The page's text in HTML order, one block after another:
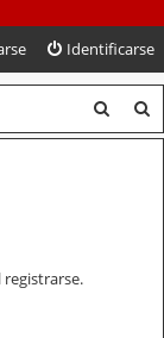
Identificarse
u
u